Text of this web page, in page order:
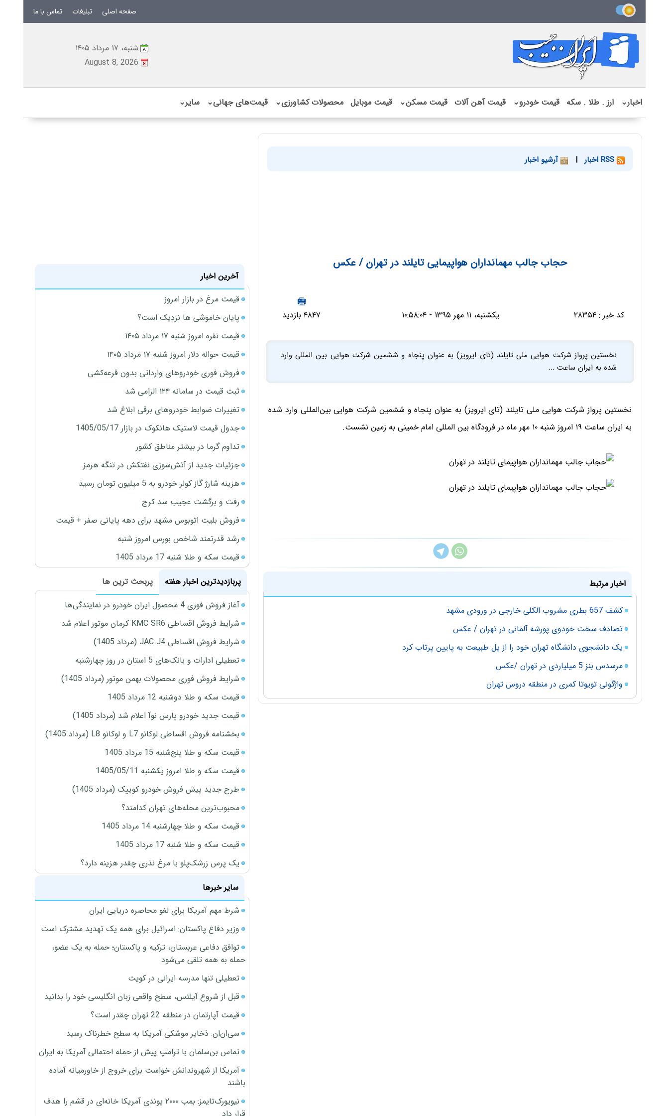
صفحه اصلی تبلیغات تماس با ما
شنبه، ۱۷ مرداد ۱۴۰۵
August 8, 2026
اخبار⌄ ارز . طلا . سکه قیمت خودرو⌄ قیمت آهن آلات قیمت مسکن⌄ قیمت موبایل محصولات کشاورزی⌄ قیمت‌های جهانی⌄ سایر⌄
| آرشیو اخبار
حجاب جالب مهمانداران هواپیمایی تایلند در تهران / عکس
کد خبر :۲۸۳۵۴ یکشنبه، ۱۱ مهر ۱۳۹۵ - ۱۰:۵۸:۰۴ ۴۸۴۷ بازدید
نخستین پرواز شرکت هوایی ملی تایلند (تای ایرویز) به عنوان پنجاه و ششمین شرکت هوایی بین المللی وارد
شده به ایران ساعت ...
نخستین پرواز شرکت هوایی ملی تایلند (تای ایرویز) به عنوان پنجاه و ششمین شرکت هوایی بین‌المللی وارد شده
به ایران ساعت ۱۹ امروز شنبه ۱۰ مهر ماه در فرودگاه بین المللی امام خمینی به زمین نشست.
اخبار مرتبط
کشف 657 بطری مشروب الکلی خارجی در ورودی مشهد
تصادف سخت خودوی پورشه آلمانی در تهران / عکس
یک دانشجوی دانشگاه تهران خود را از پل طبیعت به پایین پرتاب کرد
مرسدس بنز 5 میلیاردی در تهران /عکس
واژگونی تویوتا کمری در منطقه دروس تهران
آخرین اخبار
قیمت مرغ در بازار امروز
پایان خاموشی ها نزدیک است؟
قیمت نقره امروز شنبه ۱۷ مرداد ۱۴۰۵
قیمت حواله دلار امروز شنبه ۱۷ مرداد ۱۴۰۵
فروش فوری خودروهای وارداتی بدون قرعه‌کشی
ثبت قیمت در سامانه ۱۲۴ الزامی شد
تغییرات ضوابط خودروهای برقی ابلاغ شد
جدول قیمت لاستیک هانکوک در بازار 1405/05/17
تداوم گرما در بیشتر مناطق کشور
جزئیات جدید از آتش‌سوزی نفتکش در تنگه هرمز
هزینه شارژ گاز کولر خودرو به 5 میلیون تومان رسید
رفت و برگشت عجیب سد کرج
فروش بلیت اتوبوس مشهد برای دهه پایانی صفر + قیمت
رشد قدرتمند شاخص بورس امروز شنبه
قیمت سکه و طلا شنبه 17 مرداد 1405
پربازدیدترین اخبار هفته
پربحث ترین ها
آغاز فروش فوری 4 محصول ایران خودرو در نمایندگی‌ها
شرایط فروش اقساطی KMC SR6 کرمان موتور اعلام شد
شرایط فروش اقساطی JAC J4 (مرداد 1405)
تعطیلی ادارات و بانک‌های 5 استان در روز چهارشنبه
شرایط فروش فوری محصولات بهمن موتور (مرداد 1405)
قیمت سکه و طلا دوشنبه 12 مرداد 1405
قیمت جدید خودرو پارس نوآ اعلام شد (مرداد 1405)
بخشنامه فروش اقساطی لوکانو L7 و لوکانو L8 (مرداد 1405)
قیمت سکه و طلا پنج‌شنبه 15 مرداد 1405
قیمت سکه و طلا امروز یکشنبه 1405/05/11
طرح جدید پیش فروش خودرو کوییک (مرداد 1405)
محبوب‌ترین محله‌های تهران کدامند؟
قیمت سکه و طلا چهارشنبه 14 مرداد 1405
قیمت سکه و طلا شنبه 17 مرداد 1405
یک پرس زرشک‌پلو با مرغ نذری چقدر هزینه دارد؟
سایر خبرها
شرط مهم آمریکا برای لغو محاصره دریایی ایران
وزیر دفاع پاکستان: اسرائیل برای همه یک تهدید مشترک است
توافق دفاعی عربستان، ترکیه و پاکستان؛ حمله به یک عضو،
حمله به همه تلقی می‌شود
تعطیلی تنها مدرسه ایرانی در کویت
قبل از شروع آیلتس، سطح واقعی زبان انگلیسی خود را بدانید
قیمت آپارتمان در منطقه 22 تهران چقدر است؟
سی‌ان‌ان: ذخایر موشکی آمریکا به سطح خطرناک رسید
تماس بن‌سلمان با ترامپ پیش از حمله احتمالی آمریکا به ایران
آمریکا از شهروندانش خواست برای خروج از خاورمیانه آماده
باشند
نیویورک‌تایمز: بمب ۲۰۰۰ پوندی آمریکا خانه‌ای در قشم را هدف